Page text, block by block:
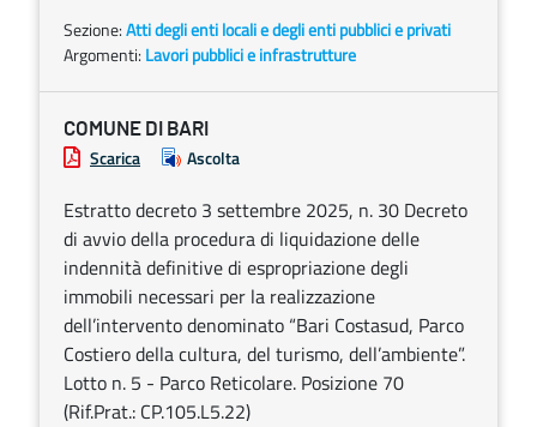
Sezione:Atti degli enti locali e degli enti pubblici e privati
Argomenti: Lavori pubblici e infrastrutture
COMUNE DI BARI
Scarica Ascolta
Estratto decreto 3 settembre 2025, n. 30 Decreto
di avvio della procedura di liquidazione delle
indennità definitive di espropriazione degli
immobili necessari per la realizzazione
dell’intervento denominato “Bari Costasud, Parco
Costiero della cultura, del turismo, dell’ambiente”.
Lotto n. 5 - Parco Reticolare. Posizione 70
(Rif.Prat.: CP.105.L5.22)